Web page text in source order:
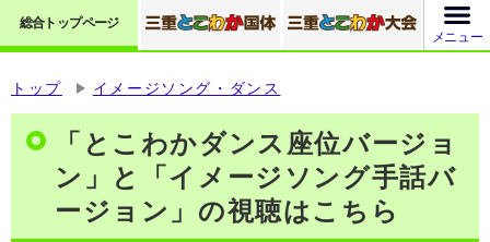
総合トップページ
メニュー
トップ イメージソング・ダンス
「とこわかダンス座位バージョ
ン」と「イメージソング手話バ
ージョン」の視聴はこちら